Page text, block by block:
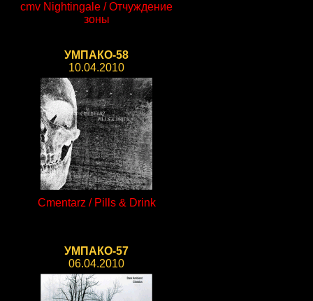
cmv Nightingale / Отчуждение
зоны
УМПАКО-58
10.04.2010
Cmentarz / Pills & Drink
УМПАКО-57
06.04.2010